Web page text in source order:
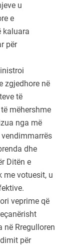
u
e
kaluara
për
zgjedhore në
të
mëhershme
nga më
dhe
Ditën e
me votuesit, u
veprime që
në Rregulloren
për